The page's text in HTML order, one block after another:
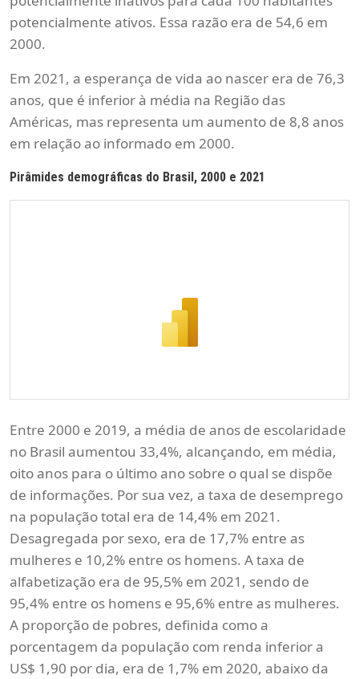
potencialmente ativos. Essa razão era de 54,6 em
2000.
Em 2021, a esperança de vida ao nascer era de 76,3
anos, que é inferior à média na Região das
Américas, mas representa um aumento de 8,8 anos
em relação ao informado em 2000.
Pirâmides demográficas do Brasil, 2000 e 2021
Entre 2000 e 2019, a média de anos de escolaridade
no Brasil aumentou 33,4%, alcançando, em média,
oito anos para o último ano sobre o qual se dispõe
de informações. Por sua vez, a taxa de desemprego
na população total era de 14,4% em 2021.
Desagregada por sexo, era de 17,7% entre as
mulheres e 10,2% entre os homens. A taxa de
alfabetização era de 95,5% em 2021, sendo de
95,4% entre os homens e 95,6% entre as mulheres.
A proporção de pobres, definida como a
porcentagem da população com renda inferior a
US$ 1,90 por dia, era de 1,7% em 2020, abaixo da